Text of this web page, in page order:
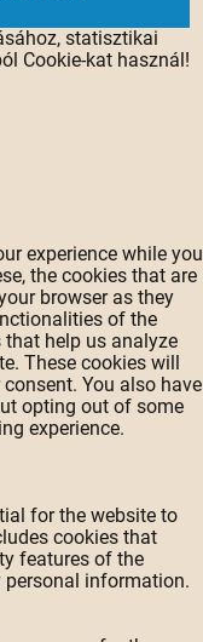
statisztikai
Cookie-kat használ!
experience while you
the cookies that are
browser as they
of the
that help us analyze
These cookies will
You also have
opting out of some
experience.
for the website to
cookies that
features of the
personal information.